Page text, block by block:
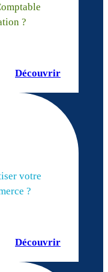
?
Découvrir
votre
?
Découvrir